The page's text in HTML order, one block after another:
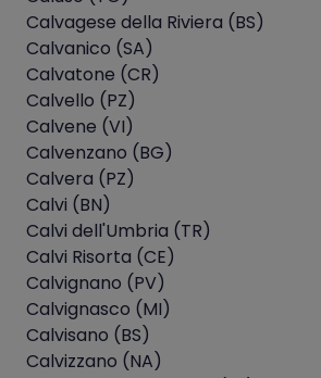
Calvagese della Riviera (BS)
Calvanico (SA)
Calvatone (CR)
Calvello (PZ)
Calvene (VI)
Calvenzano (BG)
Calvera (PZ)
Calvi (BN)
Calvi dell'Umbria (TR)
Calvi Risorta (CE)
Calvignano (PV)
Calvignasco (MI)
Calvisano (BS)
Calvizzano (NA)